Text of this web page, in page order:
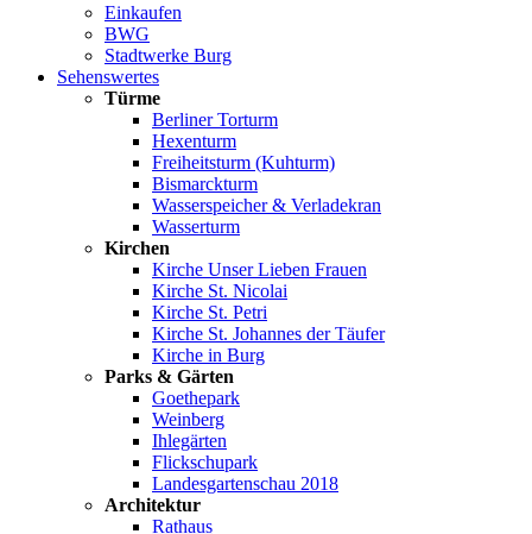
Einkaufen
BWG
Stadtwerke Burg
Sehenswertes
Türme
Berliner Torturm
Hexenturm
Freiheitsturm (Kuhturm)
Bismarckturm
Wasserspeicher & Verladekran
Wasserturm
Kirchen
Kirche Unser Lieben Frauen
Kirche St. Nicolai
Kirche St. Petri
Kirche St. Johannes der Täufer
Kirche in Burg
Parks & Gärten
Goethepark
Weinberg
Ihlegärten
Flickschupark
Landesgartenschau 2018
Architektur
Rathaus